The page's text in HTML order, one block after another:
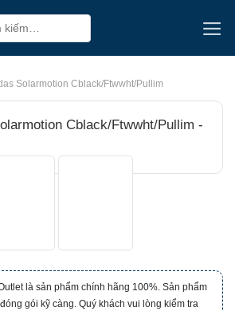
Solarmotion Cblack/Ftwwht/Pullim
là sản phẩm chính hãng 100%. Sản phẩm
gói kỹ càng. Quý khách vui lòng kiểm tra